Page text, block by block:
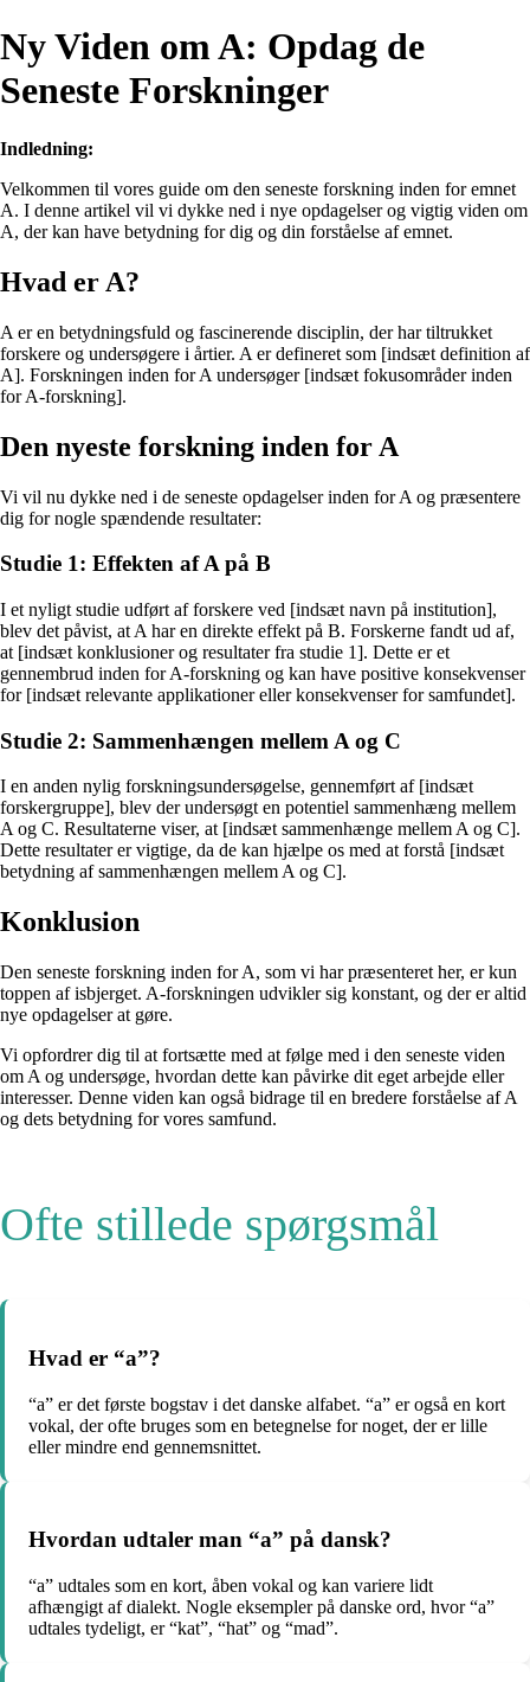
Ny Viden om A: Opdag de
Seneste Forskninger
Indledning:
Velkommen til vores guide om den seneste forskning inden for emnet
A. I denne artikel vil vi dykke ned i nye opdagelser og vigtig viden om
A, der kan have betydning for dig og din forståelse af emnet.
Hvad er A?
A er en betydningsfuld og fascinerende disciplin, der har tiltrukket
forskere og undersøgere i årtier. A er defineret som [indsæt definition af
A]. Forskningen inden for A undersøger [indsæt fokusområder inden
for A-forskning].
Den nyeste forskning inden for A
Vi vil nu dykke ned i de seneste opdagelser inden for A og præsentere
dig for nogle spændende resultater:
Studie 1: Effekten af A på B
I et nyligt studie udført af forskere ved [indsæt navn på institution],
blev det påvist, at A har en direkte effekt på B. Forskerne fandt ud af,
at [indsæt konklusioner og resultater fra studie 1]. Dette er et
gennembrud inden for A-forskning og kan have positive konsekvenser
for [indsæt relevante applikationer eller konsekvenser for samfundet].
Studie 2: Sammenhængen mellem A og C
I en anden nylig forskningsundersøgelse, gennemført af [indsæt
forskergruppe], blev der undersøgt en potentiel sammenhæng mellem
A og C. Resultaterne viser, at [indsæt sammenhænge mellem A og C].
Dette resultater er vigtige, da de kan hjælpe os med at forstå [indsæt
betydning af sammenhængen mellem A og C].
Konklusion
Den seneste forskning inden for A, som vi har præsenteret her, er kun
toppen af isbjerget. A-forskningen udvikler sig konstant, og der er altid
nye opdagelser at gøre.
Vi opfordrer dig til at fortsætte med at følge med i den seneste viden
om A og undersøge, hvordan dette kan påvirke dit eget arbejde eller
interesser. Denne viden kan også bidrage til en bredere forståelse af A
og dets betydning for vores samfund.
Ofte stillede spørgsmål
Hvad er “a”?
“a” er det første bogstav i det danske alfabet. “a” er også en kort
vokal, der ofte bruges som en betegnelse for noget, der er lille
eller mindre end gennemsnittet.
Hvordan udtaler man “a” på dansk?
“a” udtales som en kort, åben vokal og kan variere lidt
afhængigt af dialekt. Nogle eksempler på danske ord, hvor “a”
udtales tydeligt, er “kat”, “hat” og “mad”.